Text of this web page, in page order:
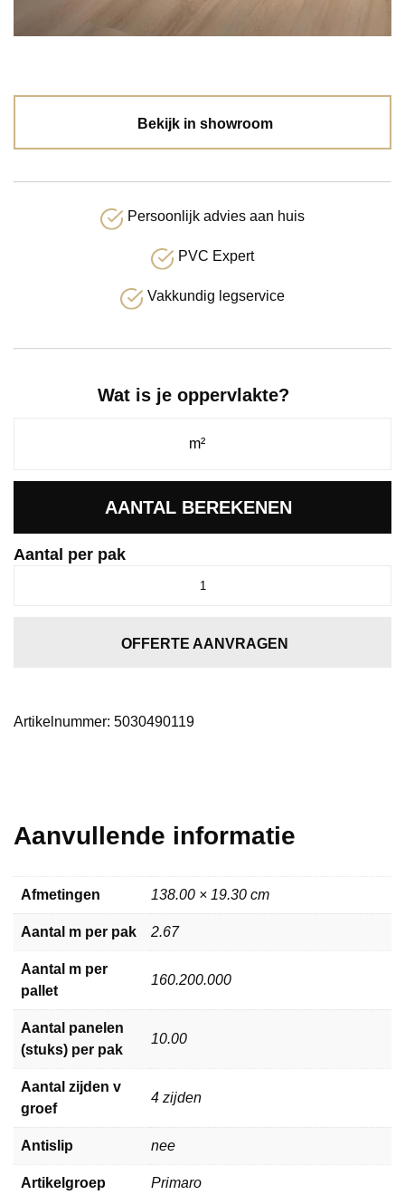
Bekijk in showroom
Persoonlijk advies aan huis
PVC Expert
Vakkundig legservice
Wat is je oppervlakte?
AANTAL BEREKENEN
Aantal per pak
OFFERTE AANVRAGEN
Artikelnummer: 5030490119
Aanvullende informatie
Afmetingen 138.00 × 19.30 cm
Aantal m per pak 2.67
Aantal m per
pallet
160.200.000
Aantal panelen
(stuks) per pak
10.00
Aantal zijden v
groef
4 zijden
Antislip nee
Artikelgroep Primaro